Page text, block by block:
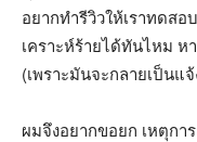
อยากทำรีวิวให้เราทดส
เคราะห์ร้ายได้ทันไหม
(เพราะมันจะกลายเป็นแ
ผมจึงอยากขอยก เหตุกา